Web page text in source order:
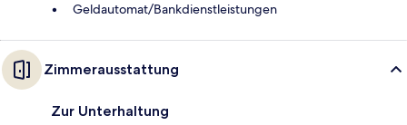
Geldautomat/Bankdienstleistungen
Zimmerausstattung
Zur Unterhaltung